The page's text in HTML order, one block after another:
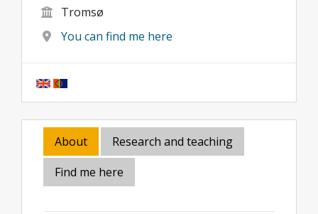
Tromsø
You can find me here
About
Research and teaching
Find me here